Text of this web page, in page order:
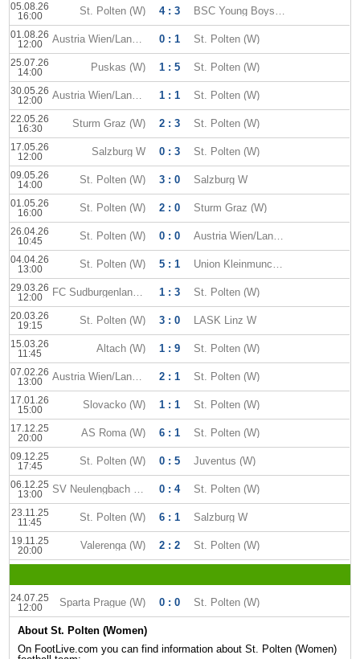
05.08.26
16:00
St. Polten (W) 4 : 3 BSC Young Boys (W)
01.08.26
12:00
Austria Wien/Landhaus (W) 0 : 1 St. Polten (W)
25.07.26
14:00
Puskas (W) 1 : 5 St. Polten (W)
30.05.26
12:00
Austria Wien/Landhaus (W) 1 : 1 St. Polten (W)
22.05.26
16:30
Sturm Graz (W) 2 : 3 St. Polten (W)
17.05.26
12:00
Salzburg W 0 : 3 St. Polten (W)
09.05.26
14:00
St. Polten (W) 3 : 0 Salzburg W
01.05.26
16:00
St. Polten (W) 2 : 0 Sturm Graz (W)
26.04.26
10:45
St. Polten (W) 0 : 0 Austria Wien/Landhaus (W)
04.04.26
13:00
St. Polten (W) 5 : 1 Union Kleinmunchen (W)
29.03.26
12:00
FC Sudburgenland (W) 1 : 3 St. Polten (W)
20.03.26
19:15
St. Polten (W) 3 : 0 LASK Linz W
15.03.26
11:45
Altach (W) 1 : 9 St. Polten (W)
07.02.26
13:00
Austria Wien/Landhaus (W) 2 : 1 St. Polten (W)
17.01.26
15:00
Slovacko (W) 1 : 1 St. Polten (W)
17.12.25
20:00
AS Roma (W) 6 : 1 St. Polten (W)
09.12.25
17:45
St. Polten (W) 0 : 5 Juventus (W)
06.12.25
13:00
SV Neulengbach (W) 0 : 4 St. Polten (W)
23.11.25
11:45
St. Polten (W) 6 : 1 Salzburg W
19.11.25
20:00
Valerenga (W) 2 : 2 St. Polten (W)
24.07.25
12:00
Sparta Prague (W) 0 : 0 St. Polten (W)
About St. Polten (Women)
On FootLive.com you can find information about St. Polten (Women)